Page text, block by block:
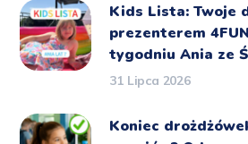
Kids Lista: Twoje
prezenterem
tygodniu Ania ze
31 Lipca 2026
Koniec